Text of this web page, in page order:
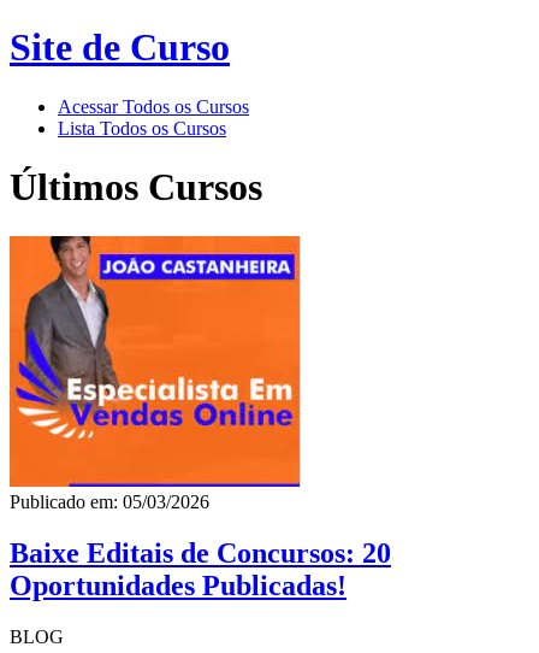
Site de Curso
Acessar Todos os Cursos
Lista Todos os Cursos
Últimos Cursos
Publicado em: 05/03/2026
Baixe Editais de Concursos: 20
Oportunidades Publicadas!
BLOG